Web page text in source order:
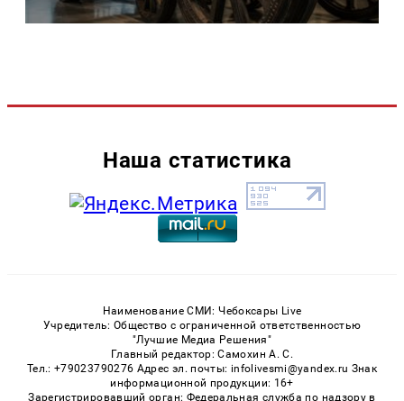
Наша статистика
Наименование СМИ: Чебоксары Live
Учредитель: Общество с ограниченной ответственностью
"Лучшие Медиа Решения"
Главный редактор: Самохин А. С.
Тел.: +79023790276 Адрес эл. почты: infolivesmi@yandex.ru Знак
информационной продукции: 16+
Зарегистрировавший орган: Федеральная служба по надзору в